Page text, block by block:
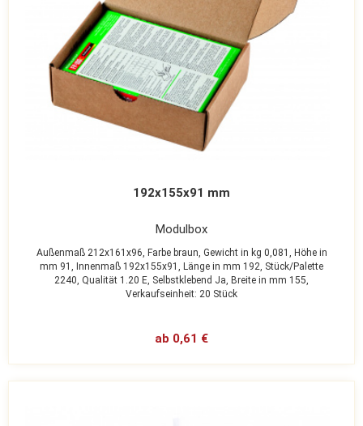
192x155x91 mm
Modulbox
Außenmaß 212x161x96, Farbe braun, Gewicht in kg 0,081, Höhe in
mm 91, Innenmaß 192x155x91, Länge in mm 192, Stück/Palette
2240, Qualität 1.20 E, Selbstklebend Ja, Breite in mm 155,
Verkaufseinheit: 20 Stück
ab 0,61 €